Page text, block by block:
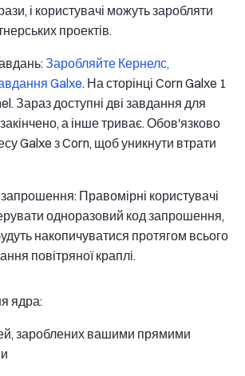
і користувачі можуть заробляти
проектів.
Заробляйте Кернелс,
Galxe. На сторінці Corn Galxe 1
Зараз доступні дві завдання для
а інше триває. Обов'язково
Galxe з Corn, щоб уникнути втрати
Правомірні користувачі
одноразовий код запрошення,
накопичуватися протягом всього
повітряної краплі.
ядра:
зароблених вашими прямими